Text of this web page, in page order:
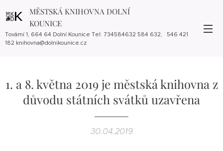
MĚSTSKÁ KNIHOVNA DOLNÍ
KOUNICE
Tovární 1, 664 64 Dolní Kounice Tel: 734584632 584 632, 546 421
182 knihovna@dolnikounice.cz
1. a 8. května 2019 je městská knihovna z
důvodu státních svátků uzavřena
30.04.2019